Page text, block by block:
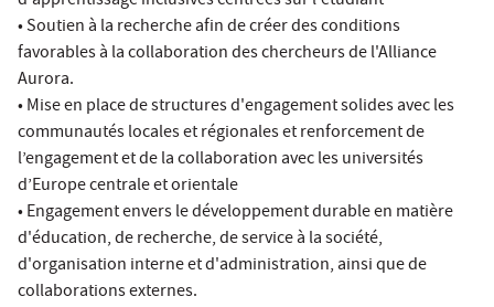
• Soutien à la recherche afin de créer des conditions
favorables à la collaboration des chercheurs de l'Alliance
Aurora.
• Mise en place de structures d'engagement solides avec les
communautés locales et régionales et renforcement de
l’engagement et de la collaboration avec les universités
d’Europe centrale et orientale
• Engagement envers le développement durable en matière
d'éducation, de recherche, de service à la société,
d'organisation interne et d'administration, ainsi que de
collaborations externes.